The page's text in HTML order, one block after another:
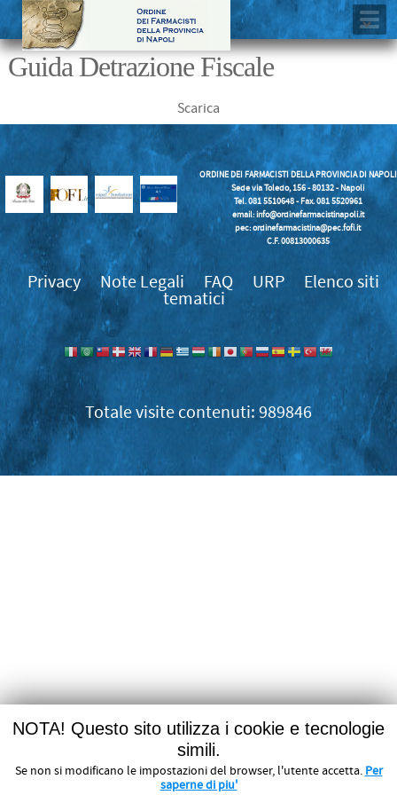
Guida Detrazione Fiscale
Scarica
ORDINE DEI FARMACISTI DELLA PROVINCIA DI NAPOLI
Sede via Toledo, 156 - 80132 - Napoli
Tel. 081 5510648 - Fax. 081 5520961
email:info@ordinefarmacistinapoli.it
pec: ordinefarmacistina@pec.fofi.it
C.F. 00813000635
Privacy Note Legali FAQ URP
Elenco siti
tematici
989846
NOTA! Questo sito utilizza i cookie e tecnologie
simili.
Se non si modificano le impostazioni del browser, l'utente accetta. Per
saperne di piu'